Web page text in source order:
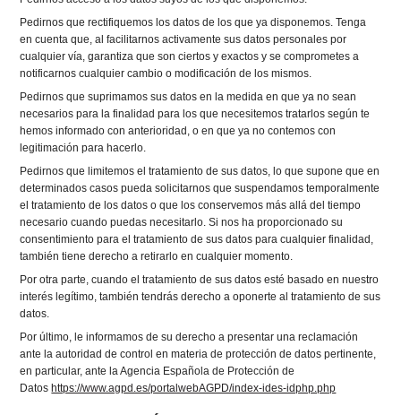
Pedirnos que rectifiquemos los datos de los que ya disponemos. Tenga
en cuenta que, al facilitarnos activamente sus datos personales por
cualquier vía, garantiza que son ciertos y exactos y se comprometes a
notificarnos cualquier cambio o modificación de los mismos.
Pedirnos que suprimamos sus datos en la medida en que ya no sean
necesarios para la finalidad para los que necesitemos tratarlos según te
hemos informado con anterioridad, o en que ya no contemos con
legitimación para hacerlo.
Pedirnos que limitemos el tratamiento de sus datos, lo que supone que en
determinados casos pueda solicitarnos que suspendamos temporalmente
el tratamiento de los datos o que los conservemos más allá del tiempo
necesario cuando puedas necesitarlo. Si nos ha proporcionado su
consentimiento para el tratamiento de sus datos para cualquier finalidad,
también tiene derecho a retirarlo en cualquier momento.
Por otra parte, cuando el tratamiento de sus datos esté basado en nuestro
interés legítimo, también tendrás derecho a oponerte al tratamiento de sus
datos.
Por último, le informamos de su derecho a presentar una reclamación
ante la autoridad de control en materia de protección de datos pertinente,
en particular, ante la Agencia Española de Protección de
Datos https://www.agpd.es/portalwebAGPD/index-ides-idphp.php